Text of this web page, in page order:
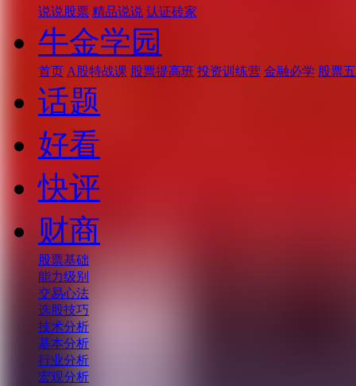
说说股票 精品说说 认证砖家
牛金学园
首页 A股特战课 股票提高班 投资训练营 金融必学 股票
话题
好看
快评
财商
股票基础
能力级别
交易心法
选股技巧
技术分析
基本分析
行业分析
宏观分析